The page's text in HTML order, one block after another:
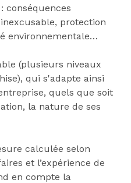
conséquences
protection
environnementale…
(plusieurs niveaux
qui s'adapte ainsi
quels que soit
la nature de ses
calculée selon
et l’expérience de
en compte la